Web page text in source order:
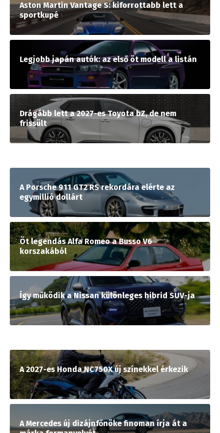
Aston Martin Vantage S: kiforrottabb lett a
sportkupé
Legjobb japán autók: az első öt modell a listán
Drágább lett a 2027-es Toyota bZ, de nem
frissült
A Porsche 911 GT2 RS rekordára elérte az
egymillió dollárt
Öt legendás Alfa Romeo a Busso V6
korszakából
Így működik a Nissan különleges hibrid SUV-ja
A 2027-es Honda NC750X új színekkel érkezik
A Mercedes új dizájnfőnöke finoman írja át a